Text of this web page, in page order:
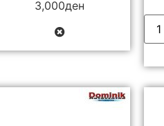
3,000ден